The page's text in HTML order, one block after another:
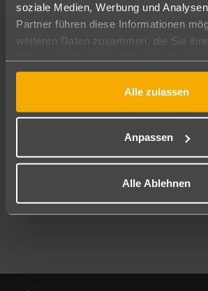
soziale Medien, Werbung und
Partner führen diese Informationen
weiteren Daten zusammen, die Sie
gesammelt haben.
Alle zulassen
Anpassen
Alle Ablehnen
Abflughafen
Alle Abflughäfen
10.08.26–08.08.27 7-21
Mehr Filter anzeigen